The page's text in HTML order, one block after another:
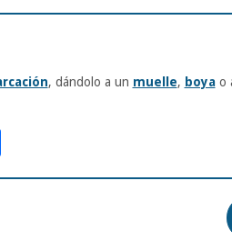
, dándolo a un muelle, boyao
Compartir